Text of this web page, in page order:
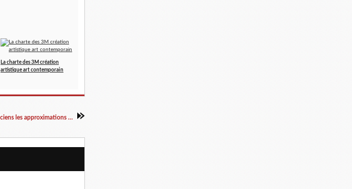
La charte des 3M création
artistique art contemporain
Dominique Ducassou recadré par les plasticiens les approximations de l'adjoint à la culture à la mairie de Bordeaux : article de Julien Rousset